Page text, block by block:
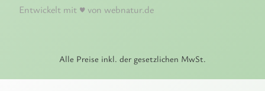
Entwickelt mit ♥ von webnatur.de
Alle Preise inkl. der gesetzlichen MwSt.